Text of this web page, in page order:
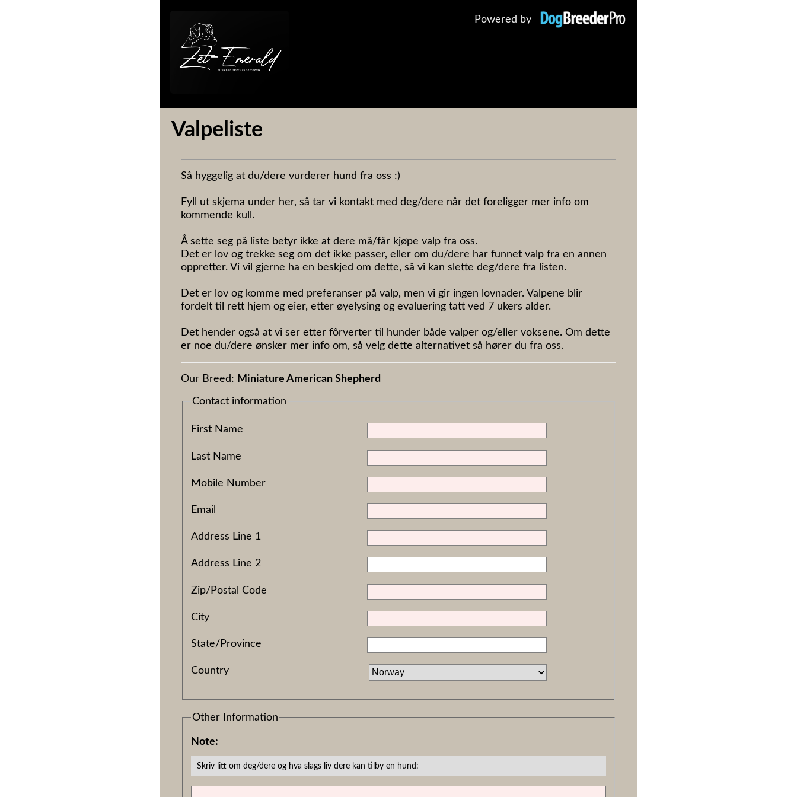
Powered by
Valpeliste
Så hyggelig at du/dere vurderer hund fra oss :)
Fyll ut skjema under her, så tar vi kontakt med deg/dere når det foreligger mer info om
kommende kull.
Å sette seg på liste betyr ikke at dere må/får kjøpe valp fra oss.
Det er lov og trekke seg om det ikke passer, eller om du/dere har funnet valp fra en annen
oppretter. Vi vil gjerne ha en beskjed om dette, så vi kan slette deg/dere fra listen.
Det er lov og komme med preferanser på valp, men vi gir ingen lovnader. Valpene blir
fordelt til rett hjem og eier, etter øyelysing og evaluering tatt ved 7 ukers alder.
Det hender også at vi ser etter fôrverter til hunder både valper og/eller voksene. Om dette
er noe du/dere ønsker mer info om, så velg dette alternativet så hører du fra oss.
Our Breed: Miniature American Shepherd
Contact information
First Name
Last Name
Mobile Number
Email
Address Line 1
Address Line 2
Zip/Postal Code
City
State/Province
Country
Other Information
Note:
Skriv litt om deg/dere og hva slags liv dere kan tilby en hund: